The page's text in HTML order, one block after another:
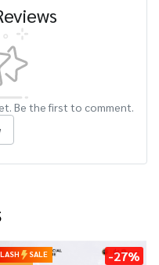
Be the first to comment.
SALE
-27%